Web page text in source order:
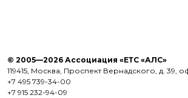
© 2005—2026 Ассоциация «ЕТС «АЛС»
119415, Москва, Проспект Вернадского, д. 39,
+7 495 739-34-00
+7 915 232-94-09